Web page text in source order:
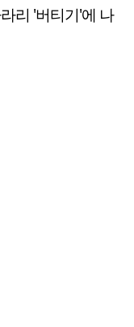
리 '버티기'에 나